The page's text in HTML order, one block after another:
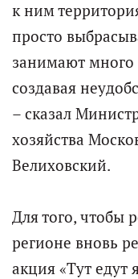
к ним
просто
занимают много
создавая
– сказал
хозяйства
Велиховский.
Для того, чтобы
регионе вновь
акция «Тут едут